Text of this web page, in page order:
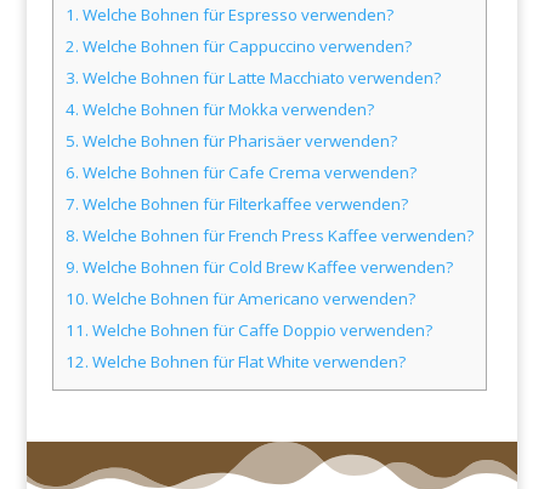
1. Welche Bohnen für Espresso verwenden?
2. Welche Bohnen für Cappuccino verwenden?
3. Welche Bohnen für Latte Macchiato verwenden?
4. Welche Bohnen für Mokka verwenden?
5. Welche Bohnen für Pharisäer verwenden?
6. Welche Bohnen für Cafe Crema verwenden?
7. Welche Bohnen für Filterkaffee verwenden?
8. Welche Bohnen für French Press Kaffee verwenden?
9. Welche Bohnen für Cold Brew Kaffee verwenden?
10. Welche Bohnen für Americano verwenden?
11. Welche Bohnen für Caffe Doppio verwenden?
12. Welche Bohnen für Flat White verwenden?